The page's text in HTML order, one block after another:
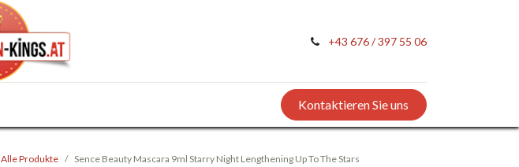
+43 676 / 397 55 06
Kontaktieren Sie uns
Alle Produkte Sence Beauty Mascara 9ml Starry Night Lengthening Up To The Stars